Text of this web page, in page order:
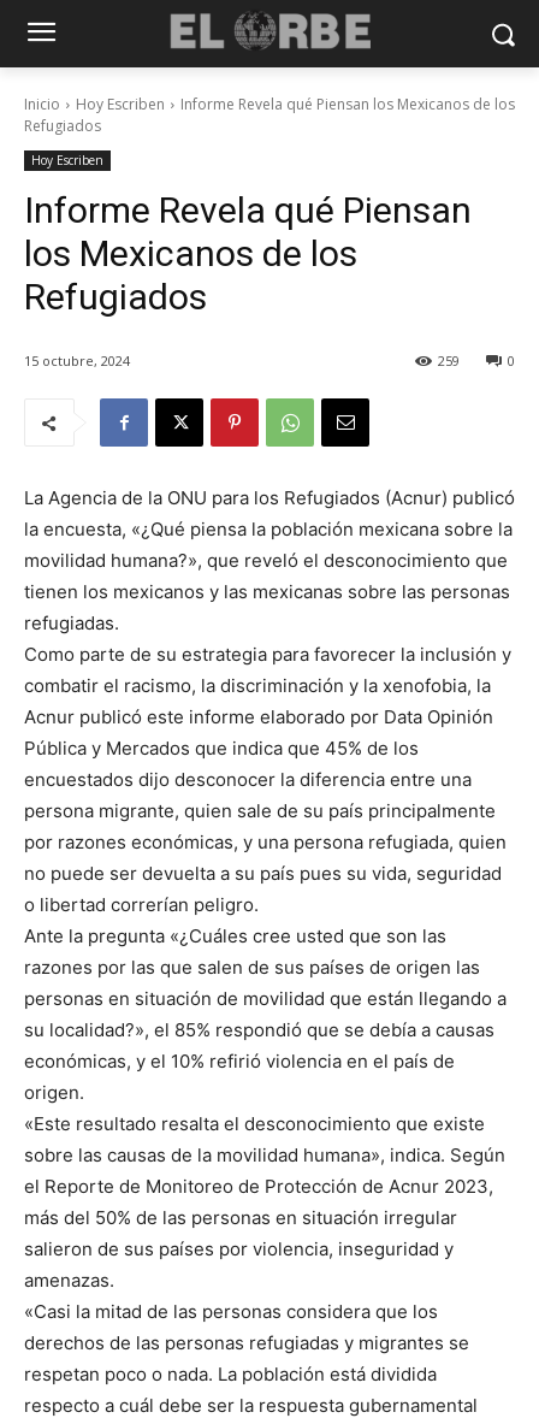
Inicio Hoy Escriben
Informe Revela qué Piensan los Mexicanos de los
Refugiados
Hoy Escriben
Informe Revela qué Piensan
los Mexicanos de los
Refugiados
15 octubre, 2024 0
259
La Agencia de la ONU para los Refugiados (Acnur) publicó
la encuesta, «¿Qué piensa la población mexicana sobre la
movilidad humana?», que reveló el desconocimiento que
tienen los mexicanos y las mexicanas sobre las personas
refugiadas.
Como parte de su estrategia para favorecer la inclusión y
combatir el racismo, la discriminación y la xenofobia, la
Acnur publicó este informe elaborado por Data Opinión
Pública y Mercados que indica que 45% de los
encuestados dijo desconocer la diferencia entre una
persona migrante, quien sale de su país principalmente
por razones económicas, y una persona refugiada, quien
no puede ser devuelta a su país pues su vida, seguridad
o libertad correrían peligro.
Ante la pregunta «¿Cuáles cree usted que son las
razones por las que salen de sus países de origen las
personas en situación de movilidad que están llegando a
su localidad?», el 85% respondió que se debía a causas
económicas, y el 10% refirió violencia en el país de
origen.
«Este resultado resalta el desconocimiento que existe
sobre las causas de la movilidad humana», indica. Según
el Reporte de Monitoreo de Protección de Acnur 2023,
más del 50% de las personas en situación irregular
salieron de sus países por violencia, inseguridad y
amenazas.
«Casi la mitad de las personas considera que los
derechos de las personas refugiadas y migrantes se
respetan poco o nada. La población está dividida
respecto a cuál debe ser la respuesta gubernamental